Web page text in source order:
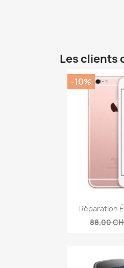
Les clients

Réparation
88,00
-10%